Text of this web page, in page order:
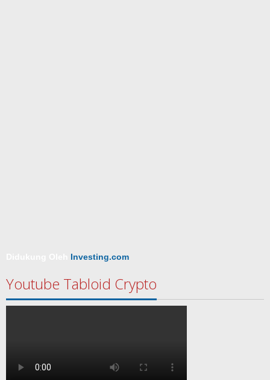
Investing.com
Youtube Tabloid Crypto